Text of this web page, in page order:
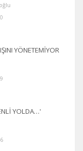
YÖNETEMİYOR
YOLDA…'